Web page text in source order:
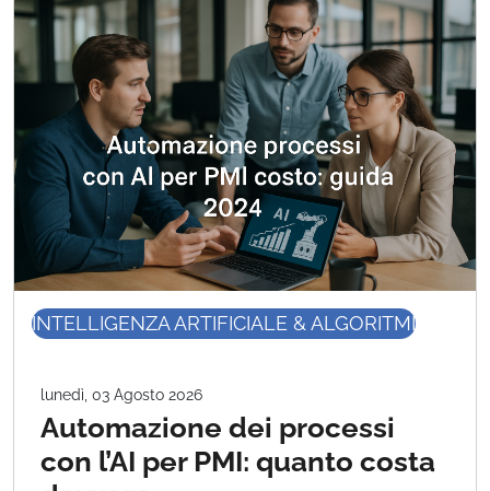
INTELLIGENZA ARTIFICIALE & ALGORITMI
lunedì, 03 Agosto 2026
Automazione dei processi
con l’AI per PMI: quanto costa